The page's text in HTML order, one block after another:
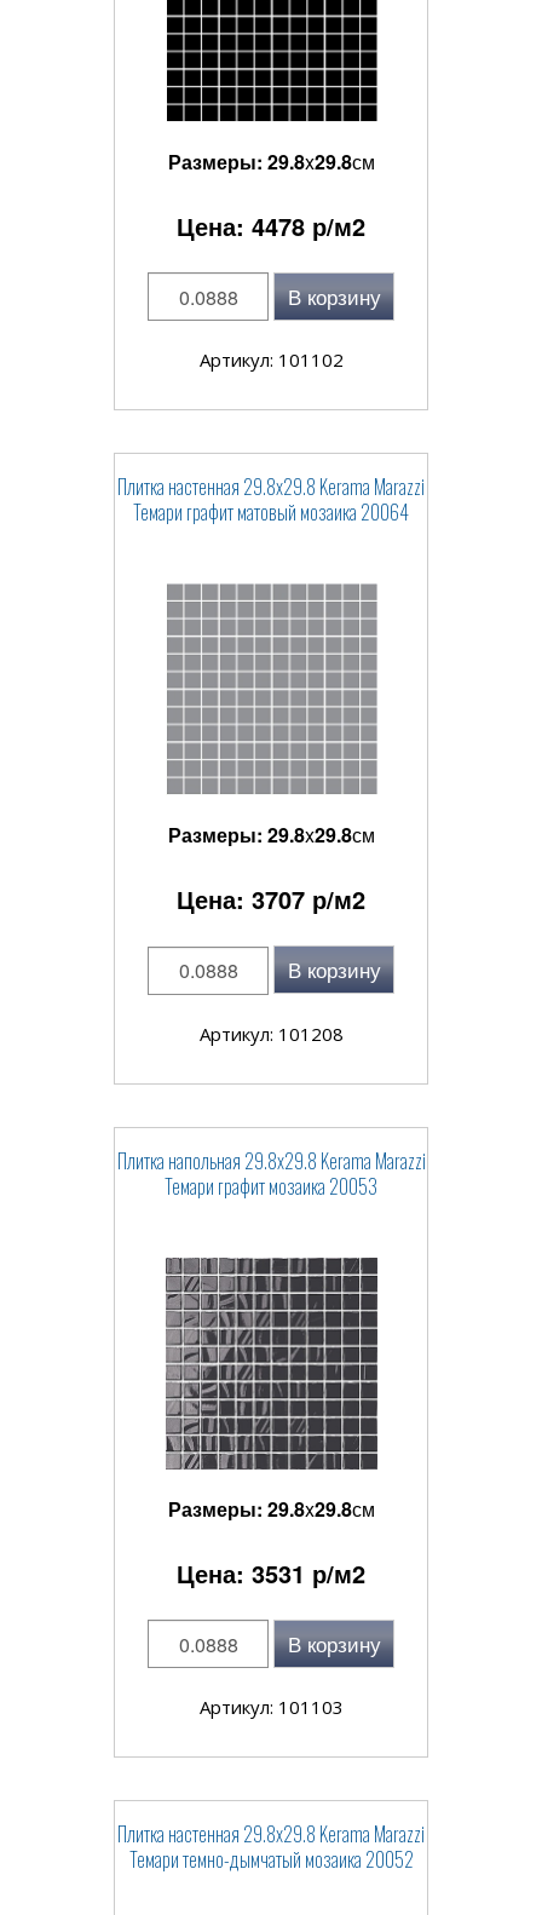
Размеры: 29.8x29.8см
Цена: 4478 р/м2
В корзину
Артикул: 101102
Плитка настенная 29.8x29.8 Kerama Marazzi
Темари графит матовый мозаика 20064
Размеры: 29.8x29.8см
Цена: 3707 р/м2
В корзину
Артикул: 101208
Плитка напольная 29.8x29.8 Kerama Marazzi
Темари графит мозаика 20053
Размеры: 29.8x29.8см
Цена: 3531 р/м2
В корзину
Артикул: 101103
Плитка настенная 29.8x29.8 Kerama Marazzi
Темари темно-дымчатый мозаика 20052